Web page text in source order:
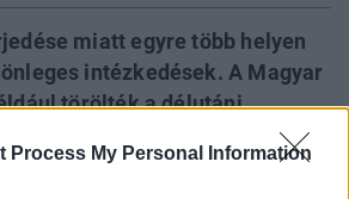
Process My Personal Information
miatt egyre több helyen
intézkedések. A Magyar
törölték a délutáni
a gyakornokok